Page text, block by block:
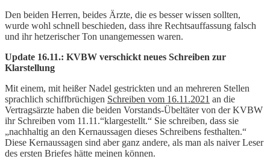
Den beiden Herren, beides Ärzte, die es besser wissen sollten,
wurde wohl schnell beschieden, dass ihre Rechtsauffassung falsch
und ihr hetzerischer Ton unangemessen waren.
Update 16.11.: KVBW verschickt neues Schreiben zur
Klarstellung
Mit einem, mit heißer Nadel gestrickten und an mehreren Stellen
sprachlich schiffbrüchigen Schreiben vom 16.11.2021 an die
Vertragsärzte haben die beiden Vorstands-Übeltäter von der KVBW
ihr Schreiben vom 11.11.“klargestellt.“ Sie schreiben, dass sie
„nachhaltig an den Kernaussagen dieses Schreibens festhalten.“
Diese Kernaussagen sind aber ganz andere, als man als naiver Leser
des ersten Briefes hätte meinen können.